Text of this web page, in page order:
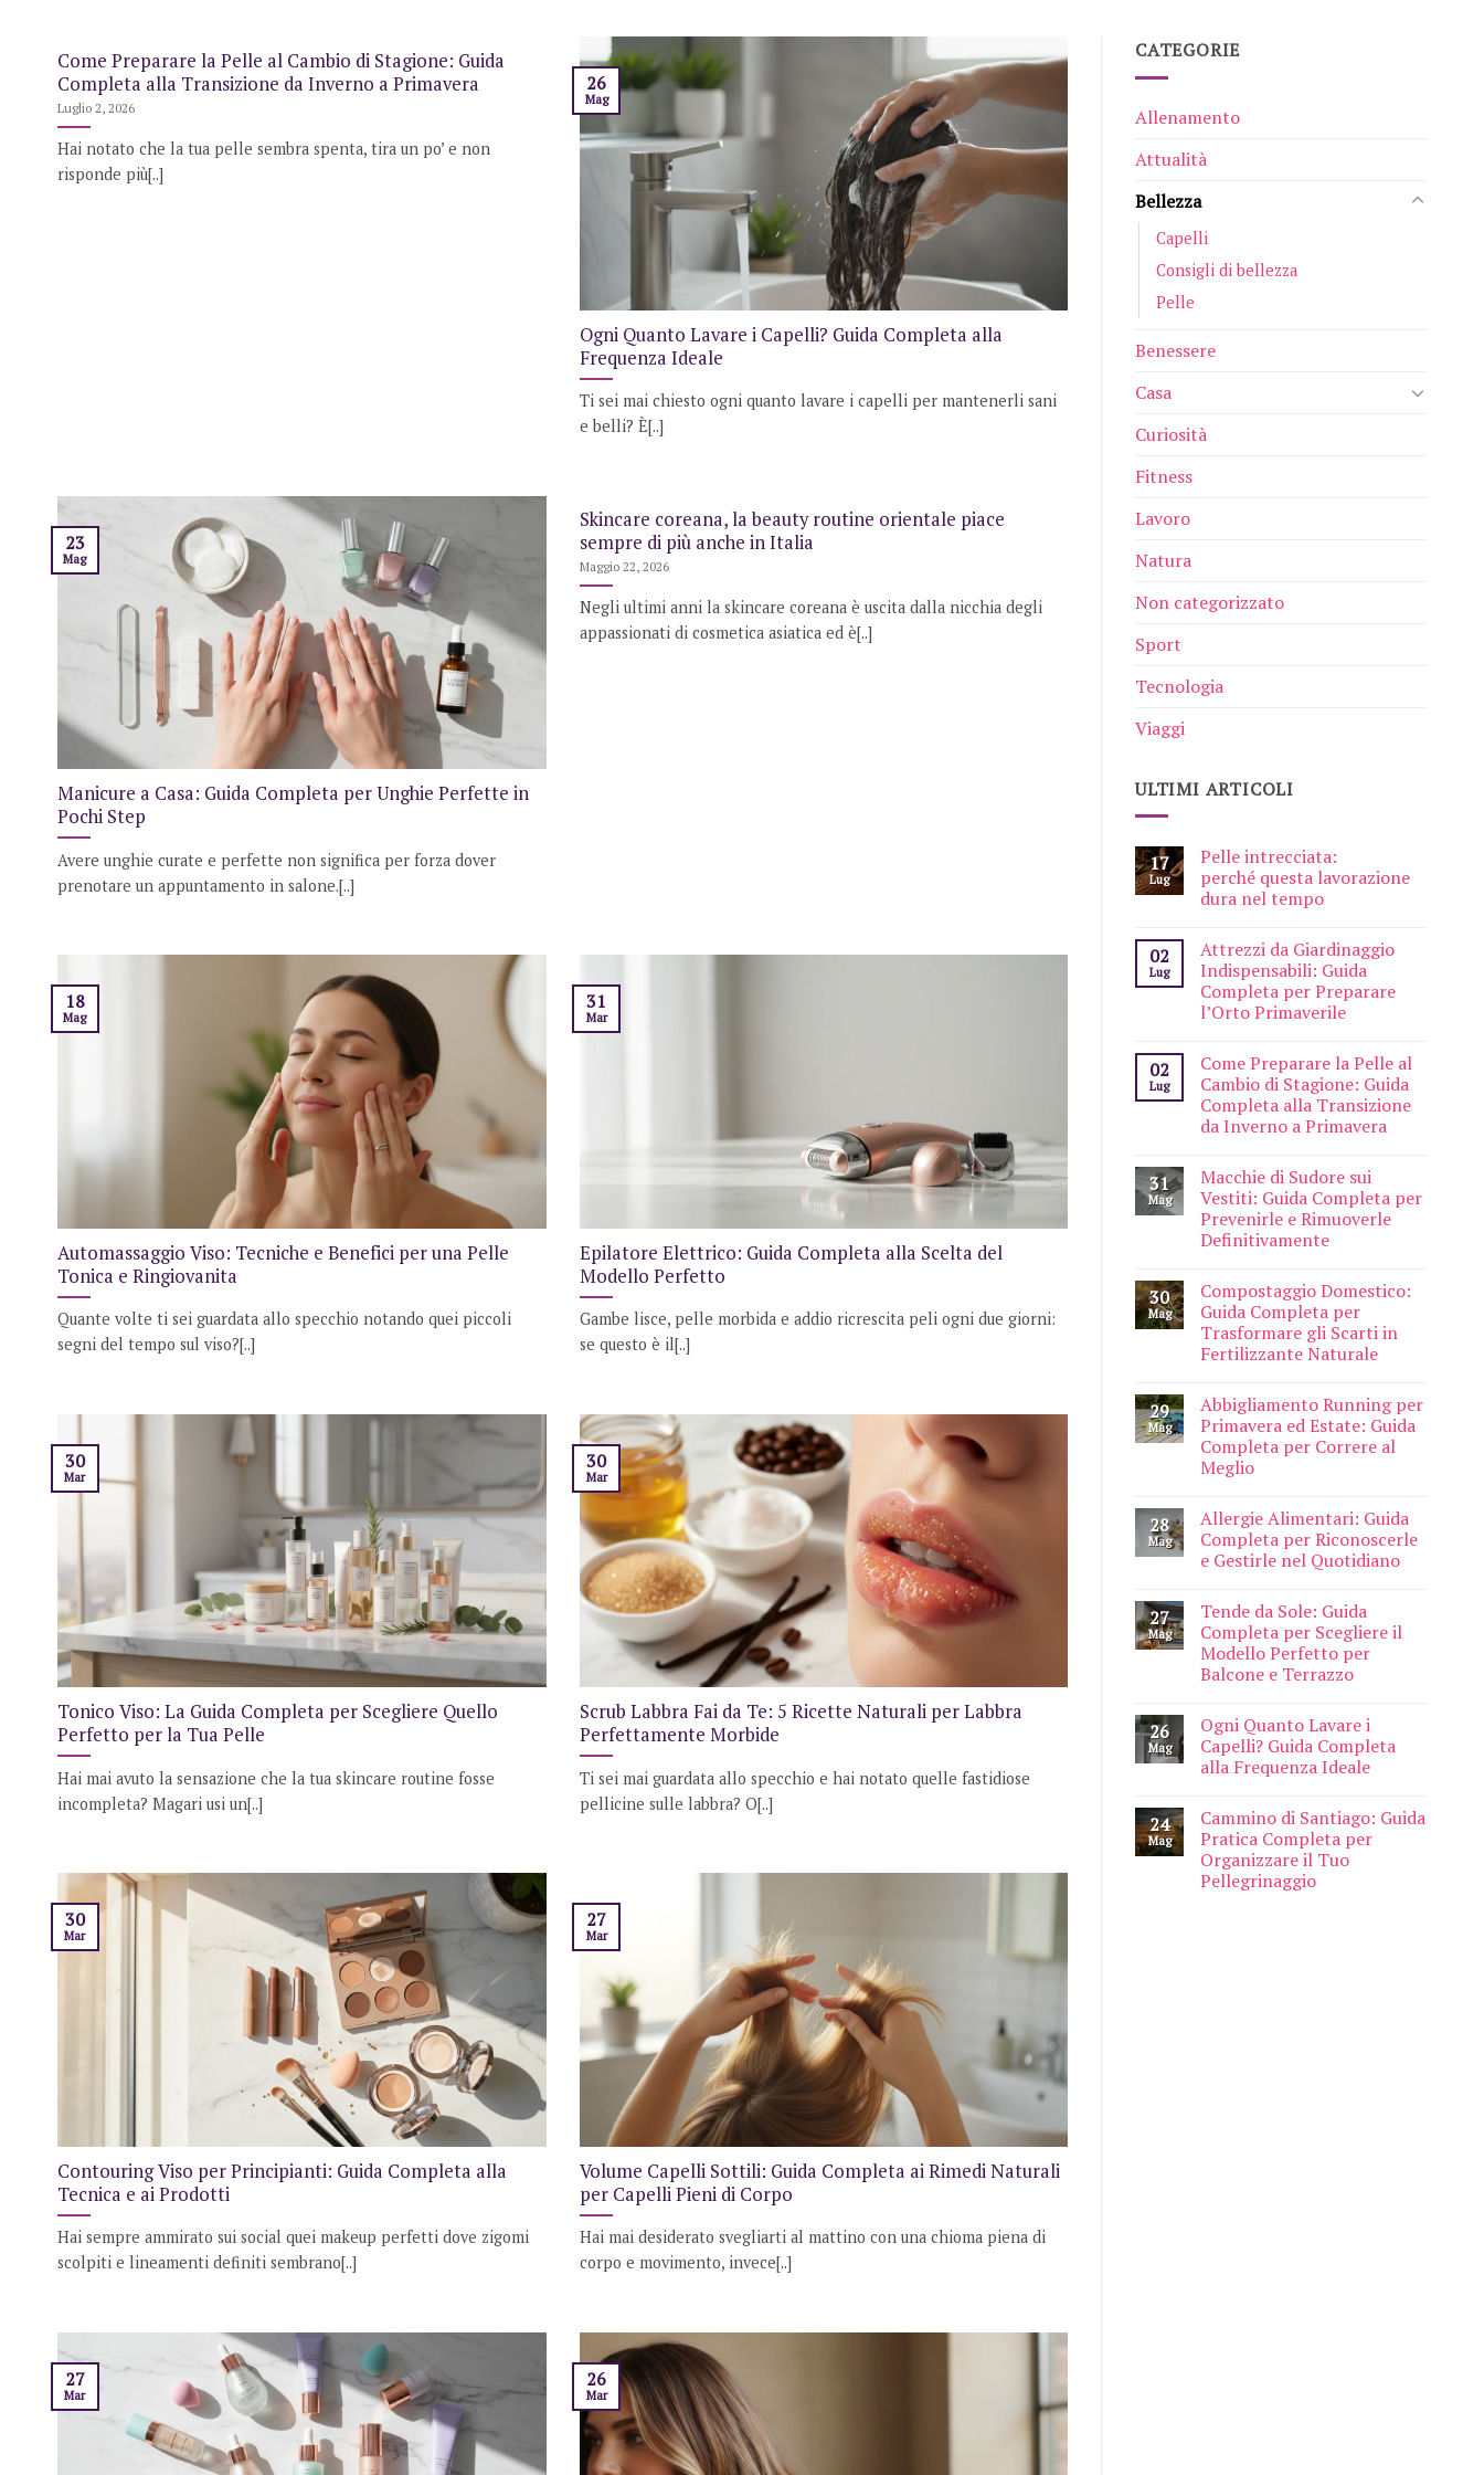
Come Preparare la Pelle al Cambio di Stagione: Guida
Completa alla Transizione da Inverno a Primavera
Luglio 2, 2026
Hai notato che la tua pelle sembra spenta, tira un po’ e non
risponde più[..]
Ogni Quanto Lavare i Capelli? Guida Completa alla
Frequenza Ideale
Ti sei mai chiesto ogni quanto lavare i capelli per mantenerli sani
e belli? È[..]
26
Mag
Manicure a Casa: Guida Completa per Unghie Perfette in
Pochi Step
Avere unghie curate e perfette non significa per forza dover
prenotare un appuntamento in salone.[..]
23
Mag
Skincare coreana, la beauty routine orientale piace
sempre di più anche in Italia
Maggio 22, 2026
Negli ultimi anni la skincare coreana è uscita dalla nicchia degli
appassionati di cosmetica asiatica ed è[..]
Automassaggio Viso: Tecniche e Benefici per una Pelle
Tonica e Ringiovanita
Quante volte ti sei guardata allo specchio notando quei piccoli
segni del tempo sul viso?[..]
18
Mag
Epilatore Elettrico: Guida Completa alla Scelta del
Modello Perfetto
Gambe lisce, pelle morbida e addio ricrescita peli ogni due giorni:
se questo è il[..]
31
Mar
Tonico Viso: La Guida Completa per Scegliere Quello
Perfetto per la Tua Pelle
Hai mai avuto la sensazione che la tua skincare routine fosse
incompleta? Magari usi un[..]
30
Mar
Scrub Labbra Fai da Te: 5 Ricette Naturali per Labbra
Perfettamente Morbide
Ti sei mai guardata allo specchio e hai notato quelle fastidiose
pellicine sulle labbra? O[..]
30
Mar
Contouring Viso per Principianti: Guida Completa alla
Tecnica e ai Prodotti
Hai sempre ammirato sui social quei makeup perfetti dove zigomi
scolpiti e lineamenti definiti sembrano[..]
30
Mar
Volume Capelli Sottili: Guida Completa ai Rimedi Naturali
per Capelli Pieni di Corpo
Hai mai desiderato svegliarti al mattino con una chioma piena di
corpo e movimento, invece[..]
27
Mar
27
Mar
26
Mar
CATEGORIE
Allenamento
Attualità
Bellezza
Capelli
Consigli di bellezza
Pelle
Benessere
Casa
Curiosità
Fitness
Lavoro
Natura
Non categorizzato
Sport
Tecnologia
Viaggi
ULTIMI ARTICOLI
17
Lug
Pelle intrecciata:
perché questa lavorazione
dura nel tempo
02
Lug
Attrezzi da Giardinaggio
Indispensabili: Guida
Completa per Preparare
l’Orto Primaverile
02
Lug
Come Preparare la Pelle al
Cambio di Stagione: Guida
Completa alla Transizione
da Inverno a Primavera
31
Mag
Macchie di Sudore sui
Vestiti: Guida Completa per
Prevenirle e Rimuoverle
Definitivamente
30
Mag
Compostaggio Domestico:
Guida Completa per
Trasformare gli Scarti in
Fertilizzante Naturale
29
Mag
Abbigliamento Running per
Primavera ed Estate: Guida
Completa per Correre al
Meglio
28
Mag
Allergie Alimentari: Guida
Completa per Riconoscerle
e Gestirle nel Quotidiano
27
Mag
Tende da Sole: Guida
Completa per Scegliere il
Modello Perfetto per
Balcone e Terrazzo
26
Mag
Ogni Quanto Lavare i
Capelli? Guida Completa
alla Frequenza Ideale
24
Mag
Cammino di Santiago: Guida
Pratica Completa per
Organizzare il Tuo
Pellegrinaggio